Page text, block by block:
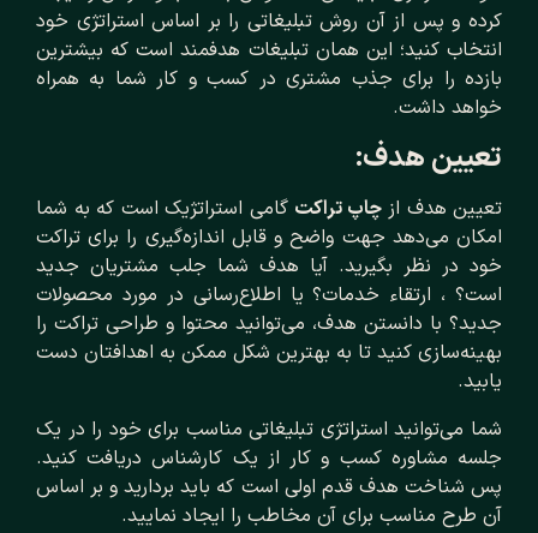
کرده و پس از آن روش تبلیغاتی را بر اساس استراتژی خود
انتخاب کنید؛ این همان تبلیغات هدفمند است که بیشترین
بازده را برای جذب مشتری در کسب و کار شما به همراه
خواهد داشت.
تعیین هدف:
تعیین هدف ازچاپ تراکت گامی استراتژیک است که به شما
امکان می‌دهد جهت واضح و قابل اندازه‌گیری را برای تراکت
خود در نظر بگیرید. آیا هدف شما جلب مشتریان جدید
است؟ ، ارتقاء خدمات؟ یا اطلاع‌رسانی در مورد محصولات
جدید؟ با دانستن هدف، می‌توانید محتوا و طراحی تراکت را
بهینه‌سازی کنید تا به بهترین شکل ممکن به اهدافتان دست
یابید.
شما می‌توانید استراتژی تبلیغاتی مناسب برای خود را در یک
جلسه مشاوره کسب و کار از یک کارشناس دریافت کنید.
پس شناخت هدف قدم اولی است که باید بردارید و بر اساس
آن طرح مناسب برای آن مخاطب را ایجاد نمایید.